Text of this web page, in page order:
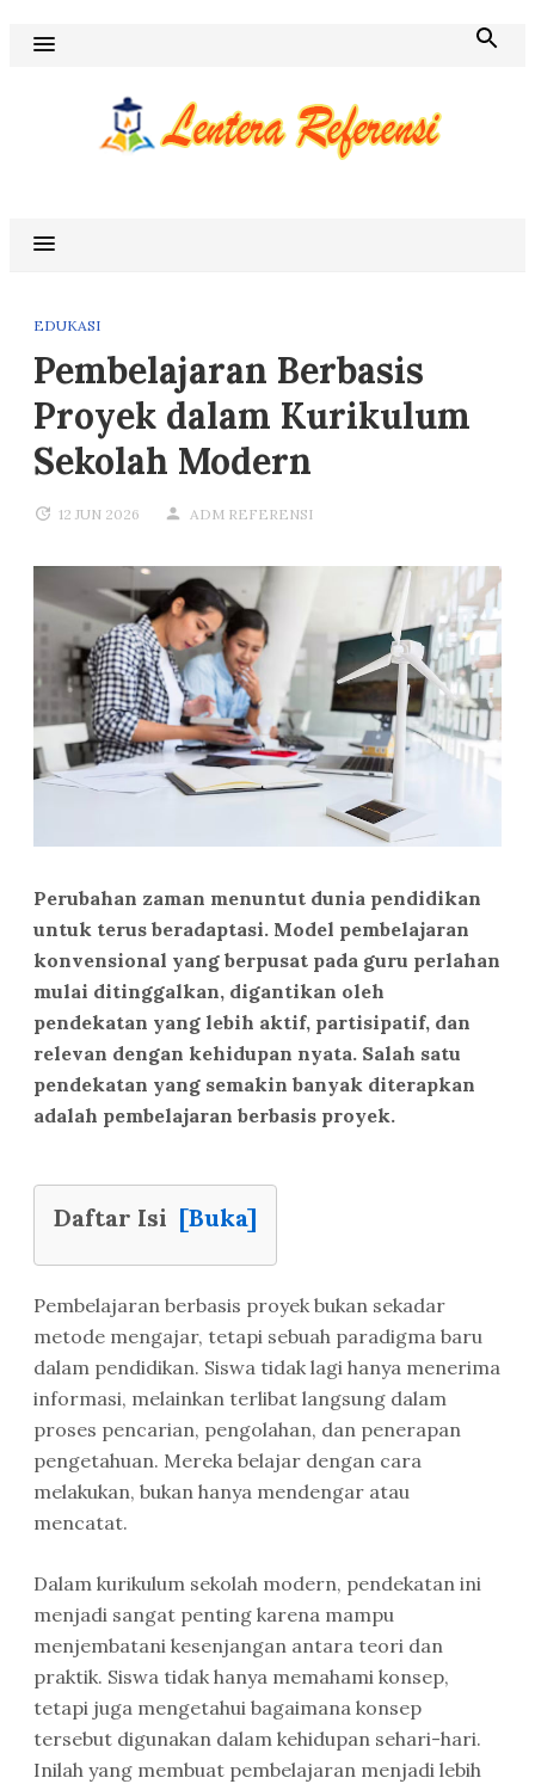
Skip
EDUKASI
Pembelajaran Berbasis
Proyek dalam Kurikulum
Sekolah Modern
12 JUN 2026 ADM REFERENSI
Perubahan zaman menuntut dunia pendidikan
untuk terus beradaptasi. Model pembelajaran
konvensional yang berpusat pada guru perlahan
mulai ditinggalkan, digantikan oleh
pendekatan yang lebih aktif, partisipatif, dan
relevan dengan kehidupan nyata. Salah satu
pendekatan yang semakin banyak diterapkan
adalah pembelajaran berbasis proyek.
Daftar Isi [Buka]
Pembelajaran berbasis proyek bukan sekadar
metode mengajar, tetapi sebuah paradigma baru
dalam pendidikan. Siswa tidak lagi hanya menerima
informasi, melainkan terlibat langsung dalam
proses pencarian, pengolahan, dan penerapan
pengetahuan. Mereka belajar dengan cara
melakukan, bukan hanya mendengar atau
mencatat.
Dalam kurikulum sekolah modern, pendekatan ini
menjadi sangat penting karena mampu
menjembatani kesenjangan antara teori dan
praktik. Siswa tidak hanya memahami konsep,
tetapi juga mengetahui bagaimana konsep
tersebut digunakan dalam kehidupan sehari-hari.
Inilah yang membuat pembelajaran menjadi lebih